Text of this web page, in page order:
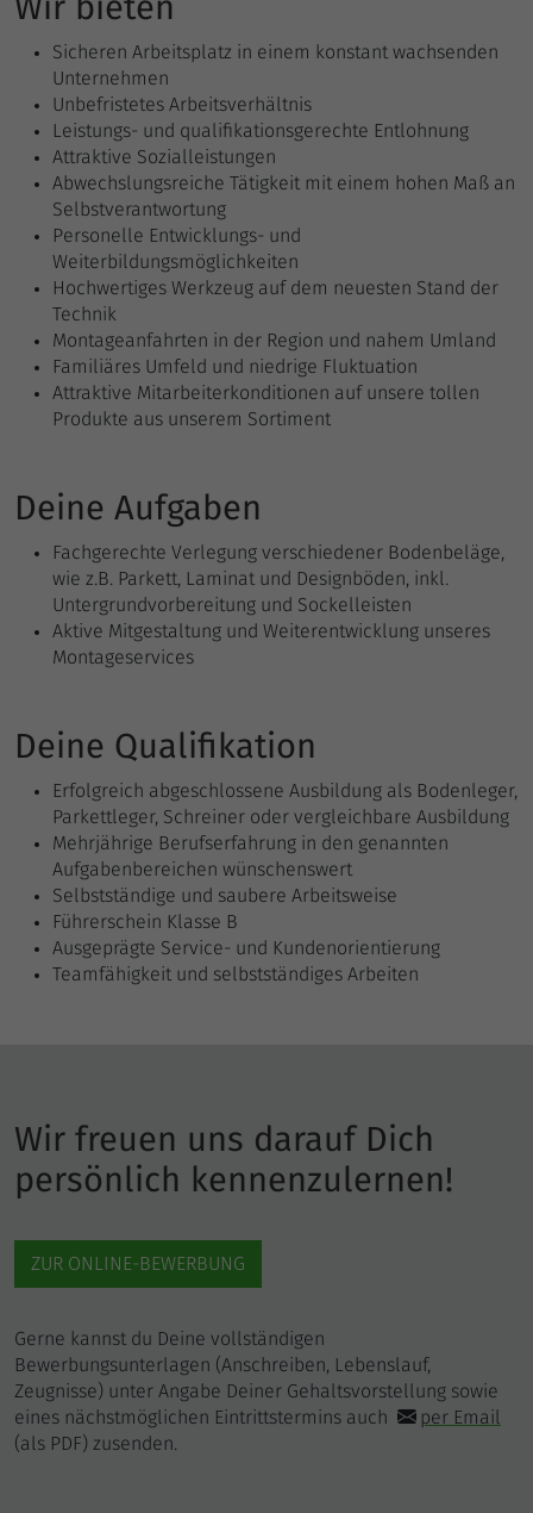
Wir bieten
Sicheren Arbeitsplatz in einem konstant wachsenden
Unternehmen
Unbefristetes Arbeitsverhältnis
Leistungs- und qualifikationsgerechte Entlohnung
Attraktive Sozialleistungen
Abwechslungsreiche Tätigkeit mit einem hohen Maß an
Selbstverantwortung
Personelle Entwicklungs- und
Weiterbildungsmöglichkeiten
Hochwertiges Werkzeug auf dem neuesten Stand der
Technik
Montageanfahrten in der Region und nahem Umland
Familiäres Umfeld und niedrige Fluktuation
Attraktive Mitarbeiterkonditionen auf unsere tollen
Produkte aus unserem Sortiment
Deine Aufgaben
Fachgerechte Verlegung verschiedener Bodenbeläge,
wie z.B. Parkett, Laminat und Designböden, inkl.
Untergrundvorbereitung und Sockelleisten
Aktive Mitgestaltung und Weiterentwicklung unseres
Montageservices
Deine Qualifikation
Erfolgreich abgeschlossene Ausbildung als Bodenleger,
Parkettleger, Schreiner oder vergleichbare Ausbildung
Mehrjährige Berufserfahrung in den genannten
Aufgabenbereichen wünschenswert
Selbstständige und saubere Arbeitsweise
Führerschein Klasse B
Ausgeprägte Service- und Kundenorientierung
Teamfähigkeit und selbstständiges Arbeiten
Wir freuen uns darauf Dich
persönlich kennenzulernen!
ZUR ONLINE-BEWERBUNG
Gerne kannst du Deine vollständigen
Bewerbungsunterlagen (Anschreiben, Lebenslauf,
Zeugnisse) unter Angabe Deiner Gehaltsvorstellung sowie
eines nächstmöglichen Eintrittstermins auch
per Email
(als PDF) zusenden.
Zweck
Einstellungen. Unter anderem eine
Speicherung Ihrer vorgenommen
Einstellungen, falls der Webseiten-
Betreiber dies eingestellt hat.
Anbieter Google Analytics
Laufzeit 1 Tag
Zweck
Enthält eine zufallsgenerierte User-ID.
Anhand dieser ID kann Google Analytics
wiederkehrende User auf dieser Website
wiedererkennen und die Daten von
früheren Besuchen zusammenführen.
Name _gat_UA
Anbieter Google Analytics
Zweck
einmal pro Minute an Google Analytics
Lebensdauer von einer Minute. Solange
es gesetzt ist, werden bestimmte
Datenübertragungen unterbunden.